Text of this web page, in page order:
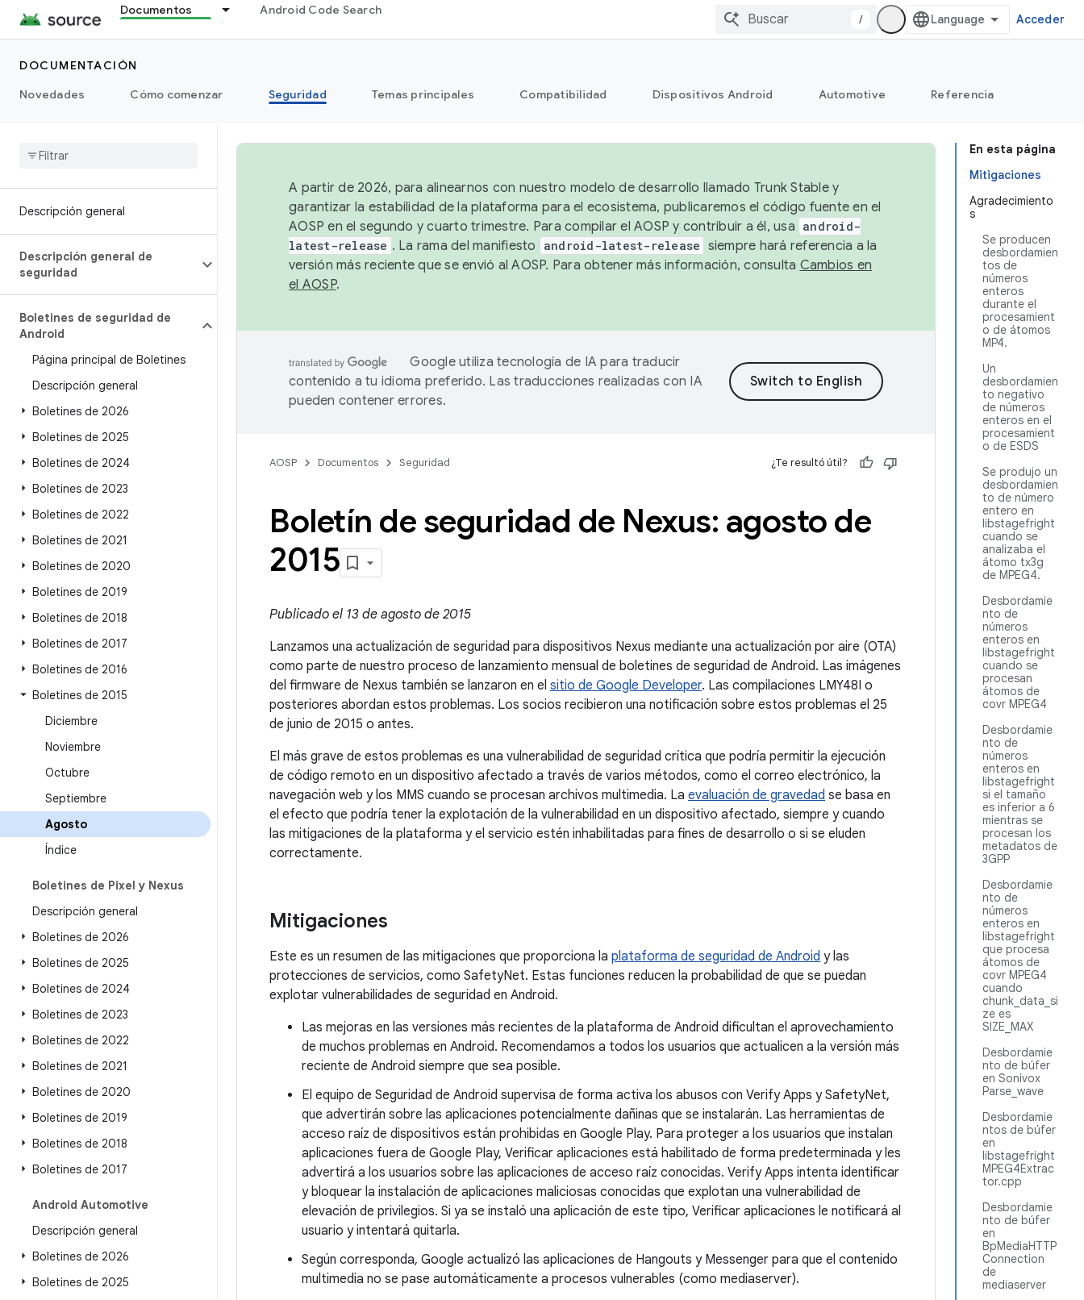
Documentos Android Code Search
/ Acceder
DOCUMENTACIÓN
Novedades
Cómo comenzar Seguridad Temas principales Compatibilidad Dispositivos Android Automotive Referencia
Descripción general
Descripción general de
seguridad
Boletines de seguridad de
Android
Página principal de Boletines
Descripción general
Boletines de 2026
Boletines de 2025
Boletines de 2024
Boletines de 2023
Boletines de 2022
Boletines de 2021
Boletines de 2020
Boletines de 2019
Boletines de 2018
Boletines de 2017
Boletines de 2016
Boletines de 2015
Diciembre
Noviembre
Octubre
Septiembre
Agosto
Índice
Boletines de Pixel y Nexus
Descripción general
Boletines de 2026
Boletines de 2025
Boletines de 2024
Boletines de 2023
Boletines de 2022
Boletines de 2021
Boletines de 2020
Boletines de 2019
Boletines de 2018
Boletines de 2017
Android Automotive
Descripción general
Boletines de 2026
Boletines de 2025
En esta página
Mitigaciones
Agradecimiento
s
Se producen
desbordamien
tos de
números
enteros
durante el
procesamient
o de átomos
MP4.
Un
desbordamien
to negativo
de números
enteros en el
procesamient
o de ESDS
Se produjo un
desbordamien
to de número
entero en
libstagefright
cuando se
analizaba el
átomo tx3g
de MPEG4.
Desbordamie
nto de
números
enteros en
libstagefright
cuando se
procesan
átomos de
covr MPEG4
Desbordamie
nto de
números
enteros en
libstagefright
si el tamaño
es inferior a 6
mientras se
procesan los
metadatos de
3GPP
Desbordamie
nto de
números
enteros en
libstagefright
que procesa
átomos de
covr MPEG4
cuando
chunk_data_si
ze es
SIZE_MAX
Desbordamie
nto de búfer
en Sonivox
Parse_wave
Desbordamie
ntos de búfer
en
libstagefright
MPEG4Extrac
tor.cpp
Desbordamie
nto de búfer
en
BpMediaHTTP
Connection
de
mediaserver
A partir de 2026, para alinearnos con nuestro modelo de desarrollo llamado Trunk Stable y
garantizar la estabilidad de la plataforma para el ecosistema, publicaremos el código fuente en el
AOSP en el segundo y cuarto trimestre. Para compilar el AOSP y contribuir a él, usa android-
latest-release . La rama del manifiesto android-latest-release siempre hará referencia a la
versión más reciente que se envió al AOSP. Para obtener más información, consulta Cambios en
el AOSP.
Google utiliza tecnología de IA para traducir
contenido a tu idioma preferido. Las traducciones realizadas con IA
pueden contener errores.
AOSP Documentos Seguridad ¿Te resultó útil?
Boletín de seguridad de Nexus: agosto de
2015
Publicado el 13 de agosto de 2015
Lanzamos una actualización de seguridad para dispositivos Nexus mediante una actualización por aire (OTA)
como parte de nuestro proceso de lanzamiento mensual de boletines de seguridad de Android. Las imágenes
del firmware de Nexus también se lanzaron en el sitio de Google Developer. Las compilaciones LMY48I o
posteriores abordan estos problemas. Los socios recibieron una notificación sobre estos problemas el 25
de junio de 2015 o antes.
El más grave de estos problemas es una vulnerabilidad de seguridad crítica que podría permitir la ejecución
de código remoto en un dispositivo afectado a través de varios métodos, como el correo electrónico, la
navegación web y los MMS cuando se procesan archivos multimedia. La evaluación de gravedad se basa en
el efecto que podría tener la explotación de la vulnerabilidad en un dispositivo afectado, siempre y cuando
las mitigaciones de la plataforma y el servicio estén inhabilitadas para fines de desarrollo o si se eluden
correctamente.
Mitigaciones
Este es un resumen de las mitigaciones que proporciona la plataforma de seguridad de Android y las
protecciones de servicios, como SafetyNet. Estas funciones reducen la probabilidad de que se puedan
explotar vulnerabilidades de seguridad en Android.
Las mejoras en las versiones más recientes de la plataforma de Android dificultan el aprovechamiento
de muchos problemas en Android. Recomendamos a todos los usuarios que actualicen a la versión más
reciente de Android siempre que sea posible.
El equipo de Seguridad de Android supervisa de forma activa los abusos con Verify Apps y SafetyNet,
que advertirán sobre las aplicaciones potencialmente dañinas que se instalarán. Las herramientas de
acceso raíz de dispositivos están prohibidas en Google Play. Para proteger a los usuarios que instalan
aplicaciones fuera de Google Play, Verificar aplicaciones está habilitado de forma predeterminada y les
advertirá a los usuarios sobre las aplicaciones de acceso raíz conocidas. Verify Apps intenta identificar
y bloquear la instalación de aplicaciones maliciosas conocidas que explotan una vulnerabilidad de
elevación de privilegios. Si ya se instaló una aplicación de este tipo, Verificar aplicaciones le notificará al
usuario y intentará quitarla.
Según corresponda, Google actualizó las aplicaciones de Hangouts y Messenger para que el contenido
multimedia no se pase automáticamente a procesos vulnerables (como mediaserver).